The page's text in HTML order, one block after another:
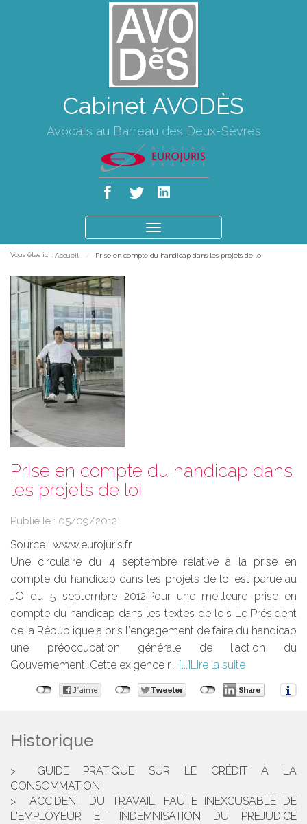
Cabinet AVODÈS
Avocats au Barreau des Deux-Sèvres
le
Vous êtes ici : Accueil Prise en compte du handicap dans les projets de loi
Prise en compte du handicap dans
les projets de loi
Publié le : 05/09/2012
Source : www.eurojuris.fr
Une circulaire du 4 septembre relative à la prise en
compte du handicap dans les projets de loi est parue au
JO du 5 septembre 2012.Pour une meilleure prise en
compte du handicap dans les textes de lois‎ Le Président
de la République a pris l'engagement de faire du handicap
une préoccupation générale de l'action du
Gouvernement. Cette exigence r...
Lire la suite
Historique
GUIDE PRATIQUE SUR LE CRÉDIT À LA
CONSOMMATION
ACCIDENT DU TRAVAIL, FAUTE INEXCUSABLE DE
L'EMPLOYEUR ET INDEMNISATION DU PRÉJUDICE